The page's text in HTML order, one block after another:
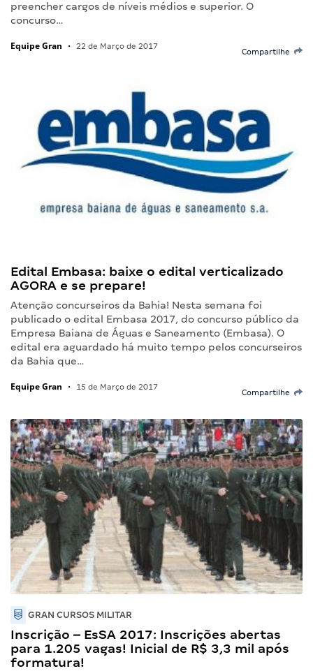
preencher cargos de níveis médios e superior. O
concurso…
Equipe Gran • 22 de Março de 2017
Compartilhe
Edital Embasa: baixe o edital verticalizado
AGORA e se prepare!
Atenção concurseiros da Bahia! Nesta semana foi
publicado o edital Embasa 2017, do concurso público da
Empresa Baiana de Águas e Saneamento (Embasa). O
edital era aguardado há muito tempo pelos concurseiros
da Bahia que…
Equipe Gran • 15 de Março de 2017
Compartilhe
GRAN CURSOS MILITAR
Inscrição – EsSA 2017: Inscrições abertas
para 1.205 vagas! Inicial de R$ 3,3 mil após
formatura!